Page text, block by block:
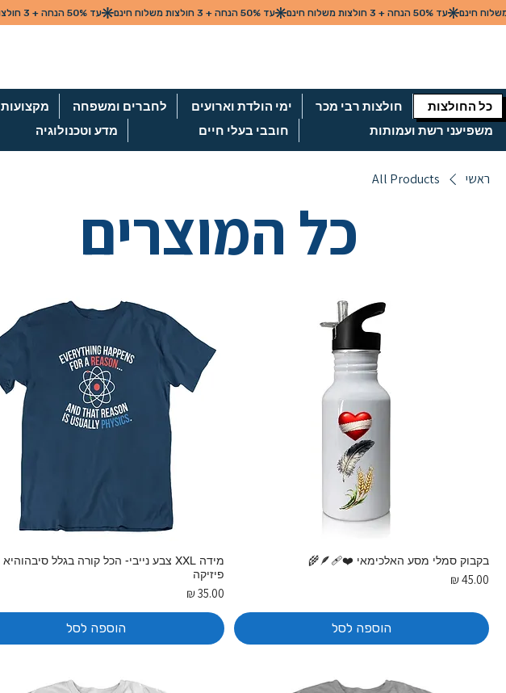
כל החולצות חולצות רבי מכר ימי הולדת וארועים לחברים ומשפחה מקצועות
משפיעני רשת ועמותות
חובבי בעלי חיים מדע וטכנולוגיה
ראשי All Products
כל המוצרים
בקבוק סמלי מסע האלכימאי ❤️‍🩹🪶🌾
מחיר
הוספה לסל
מידה XXL צבע נייבי- הכל קורה בגלל סיבהוהיא
פיזיקה
מחיר
הוספה לסל